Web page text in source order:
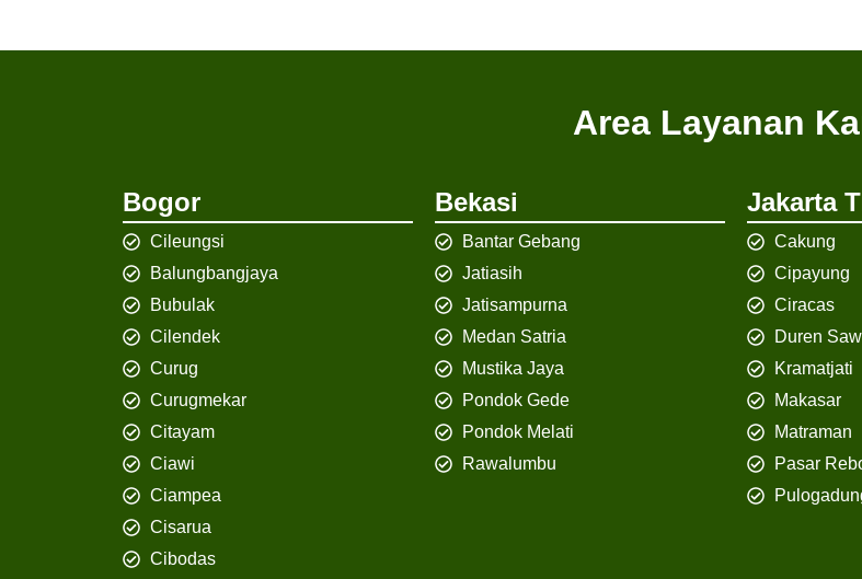
Area Layanan
Bogor
Cileungsi
Balungbangjaya
Bubulak
Cilendek
Curug
Curugmekar
Citayam
Ciawi
Ciampea
Cisarua
Cibodas
Bekasi
Bantar Gebang
Jatiasih
Jatisampurna
Medan Satria
Mustika Jaya
Pondok Gede
Pondok Melati
Rawalumbu
Jakarta
Cakung
Cipayung
Ciracas
Duren
Kramatjati
Makasar
Matraman
Pasar